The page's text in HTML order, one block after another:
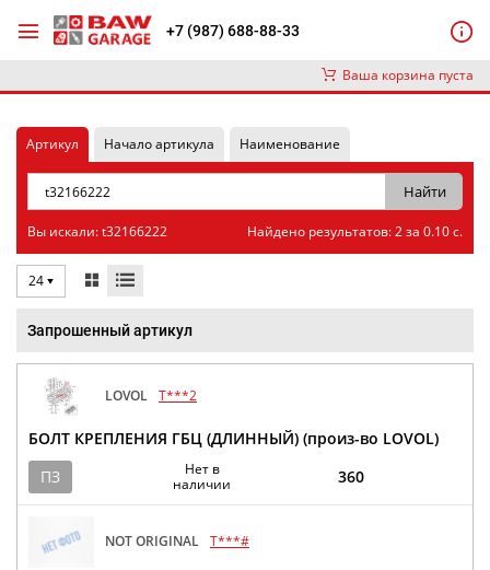
+7 (987) 688-88-33
Ваша корзина пуста
Артикул Начало артикула Наименование
Вы искали: t32166222 Найдено результатов: 2 за 0.10 с.
24
Запрошенный артикул
LOVOL T***2
БОЛТ КРЕПЛЕНИЯ ГБЦ (ДЛИННЫЙ) (произ-во LOVOL)
ПЗ
Нет в
наличии
360
NOT ORIGINAL T***#